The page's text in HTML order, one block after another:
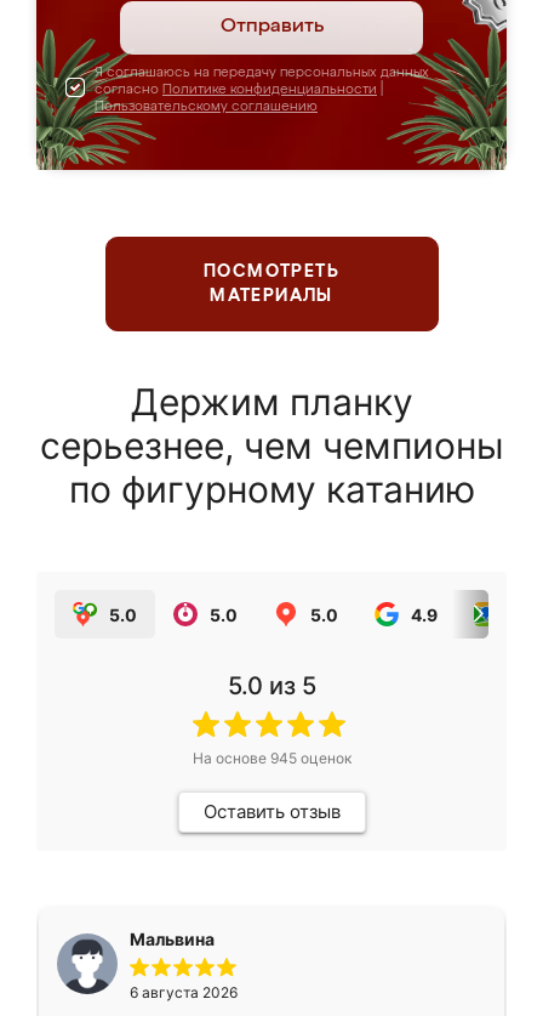
Отправить
Я соглашаюсь на передачу персональных данных
согласно Политике конфиденциальности
Пользовательскому соглашению
ПОСМОТРЕТЬ
МАТЕРИАЛЫ
Держим планку
серьезнее, чем чемпионы
по фигурному катанию
5.0 5.0 5.0 4.9
5.0 из 5
На основе 945оценок
Оставить отзыв
Мальвина
6 августа 2026